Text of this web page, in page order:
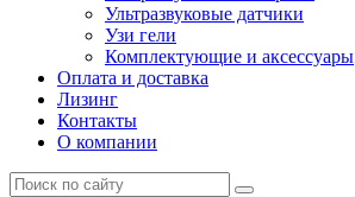
Ультразвуковые датчики
Узи гели
Комплектующие и аксессуары
Оплата и доставка
Лизинг
Контакты
О компании